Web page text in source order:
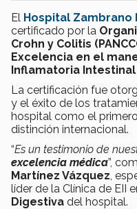
El Hospital Zambrano
certificado por la
Crohn y Colitis
Excelencia en el
Inflamatoria Intestinal
La certificación fue
y el éxito de los
hospital como el
distinción internacional.
“Es un testimonio de
excelencia médica”,
Martínez Vázquez ,
líder de la Clínica de EII
Digestiva del hospital.